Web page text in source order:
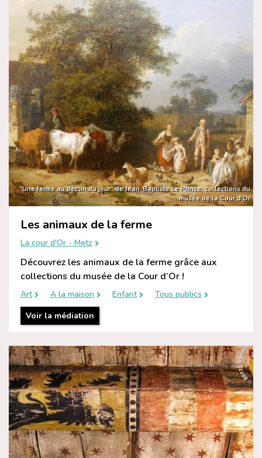
"Une ferme au déclin du jour" de Jean-Baptiste Le Prince, collections du
musée de la Cour d'Or
Les animaux de la ferme
La cour d'Or - Metz
Découvrez les animaux de la ferme grâce aux
collections du musée de la Cour d’Or !
Art A la maison Enfant
Tous publics
Voir la médiation